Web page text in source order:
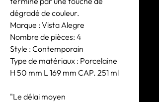
dégradé de couleur.
Marque : Vista Alegre
Nombre de pièces: 4
Style : Contemporain
Type de matériaux : Porcelaine
H 50 mm L 169 mm CAP. 251 ml
"Le délai moyen